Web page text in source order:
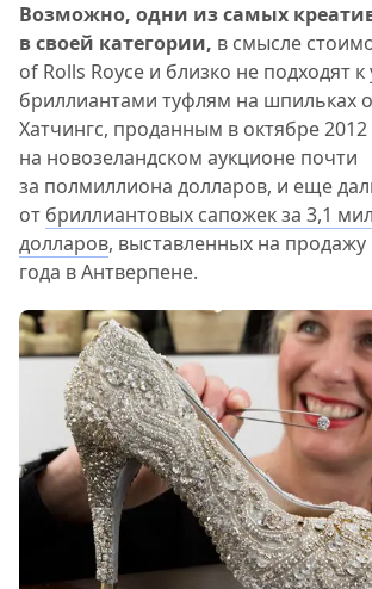
Возможно, одни из самых
в своей категории, в смысле
of Rolls Royce и близко не подходят
бриллиантами туфлям на шпильках
Хатчингс, проданным в октябре 2012
на новозеландском аукционе почти
за полмиллиона долларов, и еще
от бриллиантовых сапожек за 3,1
долларов, выставленных на продажу
года в Антверпене.